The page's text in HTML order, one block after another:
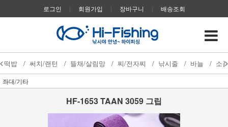
로그인 | 회원가입 | 장바구니 | 배송조회
떡밥 / 써치/랜턴 / 뜰채/살림망 / 찌/전자찌 / 낚시줄 / 바늘 / 소
좌대/기타
HF-1653 TAAN 3059 그립